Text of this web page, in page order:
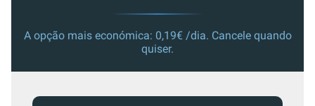
A opção mais económica: 0,19€ /dia. Cancele quando
quiser.